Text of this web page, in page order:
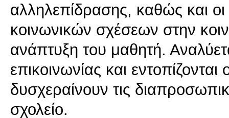
αλληλεπίδρασης, καθώς και
κοινωνικών σχέσεων στην
ανάπτυξη του μαθητή.
επικοινωνίας και
δυσχεραίνουν τις
σχολείο.